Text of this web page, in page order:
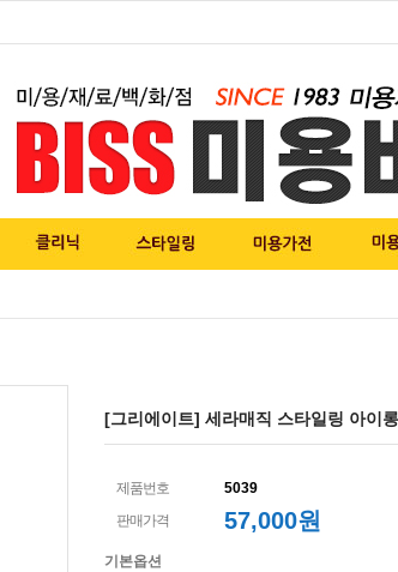
[그리에이트] 세라매직 스타일링 아이
제품번호
5039
판매가격
57,000원
기본옵션